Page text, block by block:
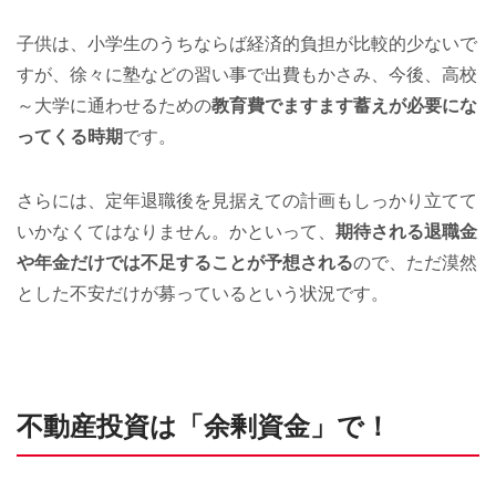
子供は、小学生のうちならば経済的負担が比較的少ないで
すが、徐々に塾などの習い事で出費もかさみ、今後、高校
～大学に通わせるための教育費でますます蓄えが必要にな
ってくる時期です。
さらには、定年退職後を見据えての計画もしっかり立てて
いかなくてはなりません。かといって、 期待される退職金
や年金だけでは不足することが予想されるので、ただ漠然
とした不安だけが募っているという状況です。
不動産投資は「余剰資金」で！